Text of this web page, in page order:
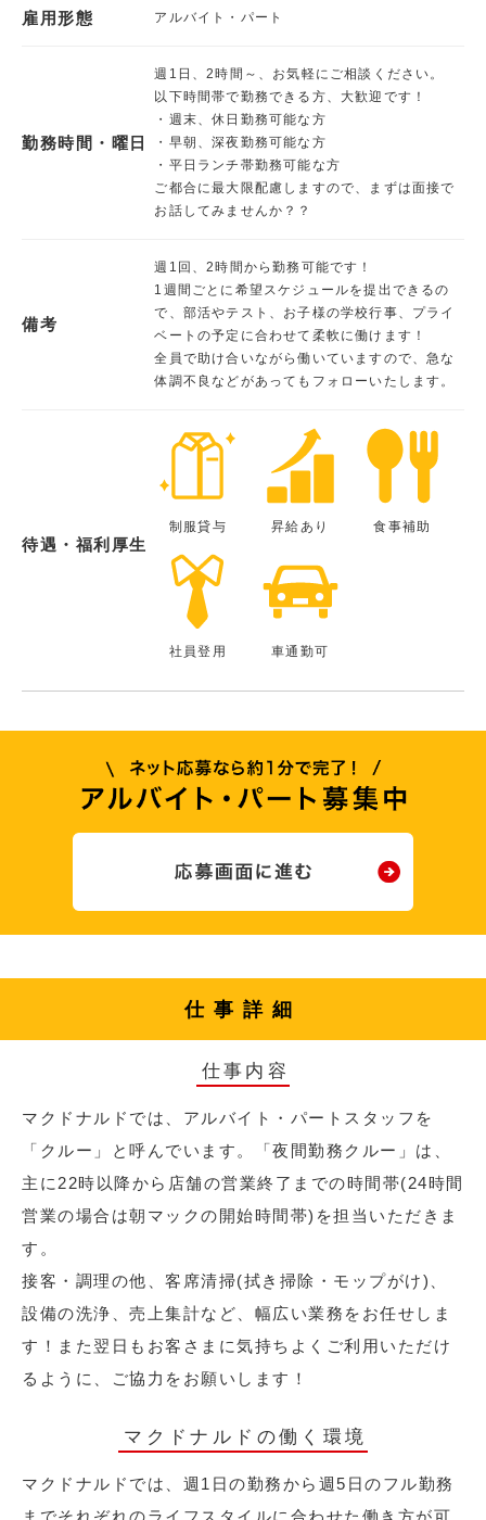
雇用形態 アルバイト・パート
勤務時間・曜日
週1日、2時間～、お気軽にご相談ください。
以下時間帯で勤務できる方、大歓迎です！
・週末、休日勤務可能な方
・早朝、深夜勤務可能な方
・平日ランチ帯勤務可能な方
ご都合に最大限配慮しますので、まずは面接で
お話してみませんか？？
備考
週1回、2時間から勤務可能です！
1週間ごとに希望スケジュールを提出できるの
で、部活やテスト、お子様の学校行事、プライ
ベートの予定に合わせて柔軟に働けます！
全員で助け合いながら働いていますので、急な
体調不良などがあってもフォローいたします。
待遇・福利厚生
制服貸与 昇給あり 食事補助
社員登用 車通勤可
仕事詳細
仕事内容
マクドナルドでは、アルバイト・パートスタッフを
「クルー」と呼んでいます。「夜間勤務クルー」は、
主に22時以降から店舗の営業終了までの時間帯(24時間
営業の場合は朝マックの開始時間帯)を担当いただきま
す。
接客・調理の他、客席清掃(拭き掃除・モップがけ)、
設備の洗浄、売上集計など、幅広い業務をお任せしま
す！また翌日もお客さまに気持ちよくご利用いただけ
るように、ご協力をお願いします！
マクドナルドの働く環境
マクドナルドでは、週1日の勤務から週5日のフル勤務